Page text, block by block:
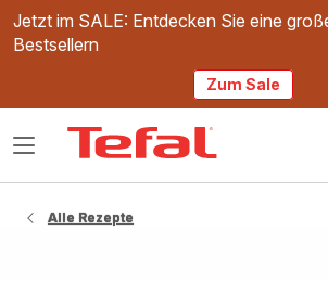
Jetzt im SALE: Entdecken Sie eine
Bestsellern
Zum Sale
Das
Alle Rezepte